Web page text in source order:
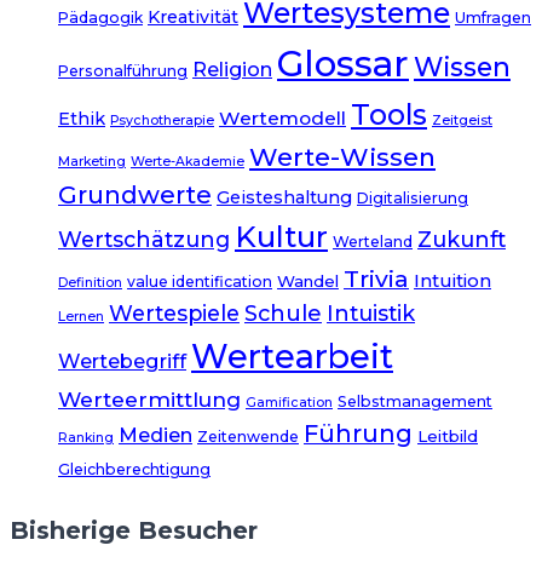
Pädagogik Kreativität Wertesysteme Umfragen
Personalführung Religion GlossarWissen
Ethik Psychotherapie Wertemodell Tools Zeitgeist
Marketing Werte-Akademie Werte-Wissen
Grundwerte Geisteshaltung Digitalisierung
Wertschätzung Kultur Werteland Zukunft
Definition value identification Wandel Trivia Intuition
Lernen Wertespiele Schule Intuistik
Wertebegriff Wertearbeit
Werteermittlung Gamification Selbstmanagement
Ranking Medien Zeitenwende Führung Leitbild
Gleichberechtigung
Bisherige Besucher